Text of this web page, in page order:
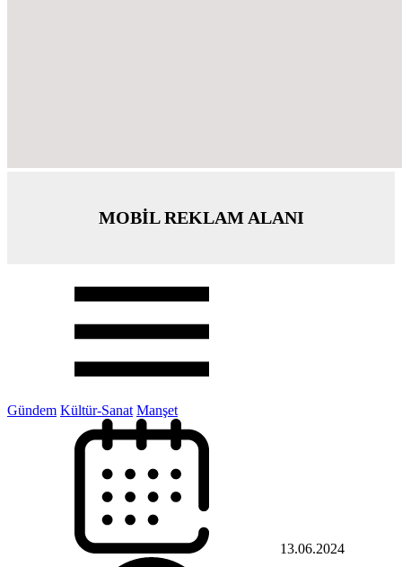
MOBİL REKLAM ALANI
Gündem Kültür-Sanat Manşet
13.06.2024